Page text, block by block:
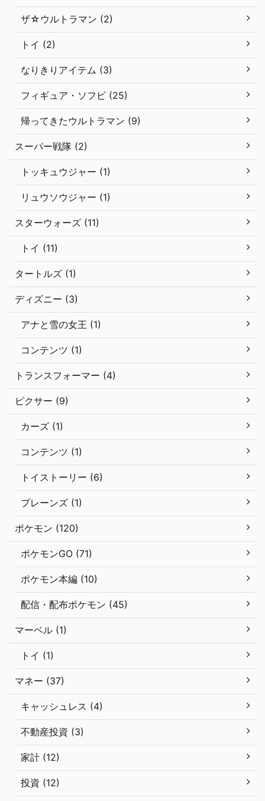
ザ☆ウルトラマン (2)
トイ (2)
なりきりアイテム (3)
フィギュア・ソフビ (25)
帰ってきたウルトラマン (9)
スーパー戦隊 (2)
トッキュウジャー (1)
リュウソウジャー (1)
スターウォーズ (11)
トイ (11)
タートルズ (1)
ディズニー (3)
アナと雪の女王 (1)
コンテンツ (1)
トランスフォーマー (4)
ピクサー (9)
カーズ (1)
コンテンツ (1)
トイストーリー (6)
プレーンズ (1)
ポケモン (120)
ポケモンGO (71)
ポケモン本編 (10)
配信・配布ポケモン (45)
マーベル (1)
トイ (1)
マネー (37)
キャッシュレス (4)
不動産投資 (3)
家計 (12)
投資 (12)